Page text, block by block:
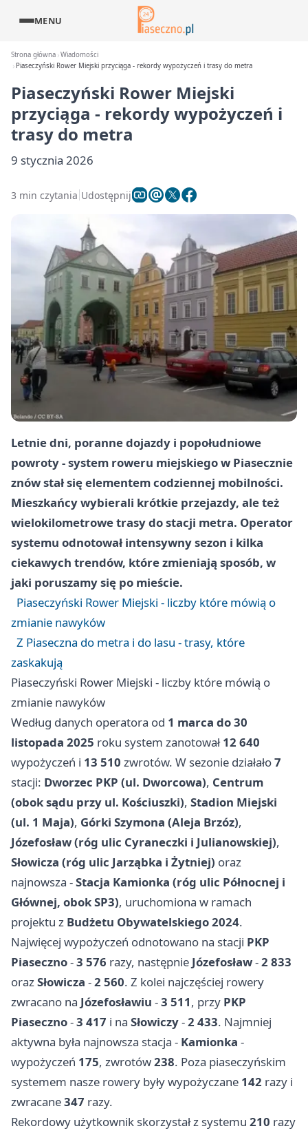
MENU
Strona główna Wiadomości
Piaseczyński Rower Miejski przyciąga - rekordy wypożyczeń i trasy do metra
Piaseczyński Rower Miejski
przyciąga - rekordy wypożyczeń i
trasy do metra
9 stycznia 2026
3 min czytania Udostępnij
Letnie dni, poranne dojazdy i popołudniowe
powroty - system roweru miejskiego w Piasecznie
znów stał się elementem codziennej mobilności.
Mieszkańcy wybierali krótkie przejazdy, ale też
wielokilometrowe trasy do stacji metra. Operator
systemu odnotował intensywny sezon i kilka
ciekawych trendów, które zmieniają sposób, w
jaki poruszamy się po mieście.
Piaseczyński Rower Miejski - liczby które mówią o
zmianie nawyków
Z Piaseczna do metra i do lasu - trasy, które
zaskakują
Piaseczyński Rower Miejski - liczby które mówią o
zmianie nawyków
Według danych operatora od 1 marca do 30
listopada 2025 roku system zanotował12 640
wypożyczeń i 13 510 zwrotów. W sezonie działało7
stacji: Dworzec PKP (ul. Dworcowa), Centrum
(obok sądu przy ul. Kościuszki), Stadion Miejski
(ul. 1 Maja), Górki Szymona (Aleja Brzóz),
Józefosław (róg ulic Cyraneczki i Julianowskiej),
Słowicza (róg ulic Jarząbka i Żytniej) oraz
najnowsza -Stacja Kamionka (róg ulic Północnej i
Głównej, obok SP3), uruchomiona w ramach
projektu z Budżetu Obywatelskiego 2024.
Najwięcej wypożyczeń odnotowano na stacji PKP
Piaseczno-3 576 razy, następnie Józefosław-2 833
orazSłowicza -2 560. Z kolei najczęściej rowery
zwracano na Józefosławiu -3 511, przy PKP
Piaseczno-3 417 i na Słowiczy-2 433. Najmniej
aktywna była najnowsza stacja - Kamionka -
wypożyczeń 175, zwrotów238. Poza piaseczyńskim
systemem nasze rowery były wypożyczane 142 razy i
zwracane347 razy.
Rekordowy użytkownik skorzystał z systemu 210 razy